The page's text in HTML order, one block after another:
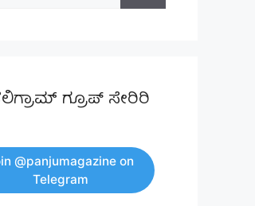
ಗ್ರೂಪ್ ಸೇರಿರಿ
@panjumagazine on
Telegram